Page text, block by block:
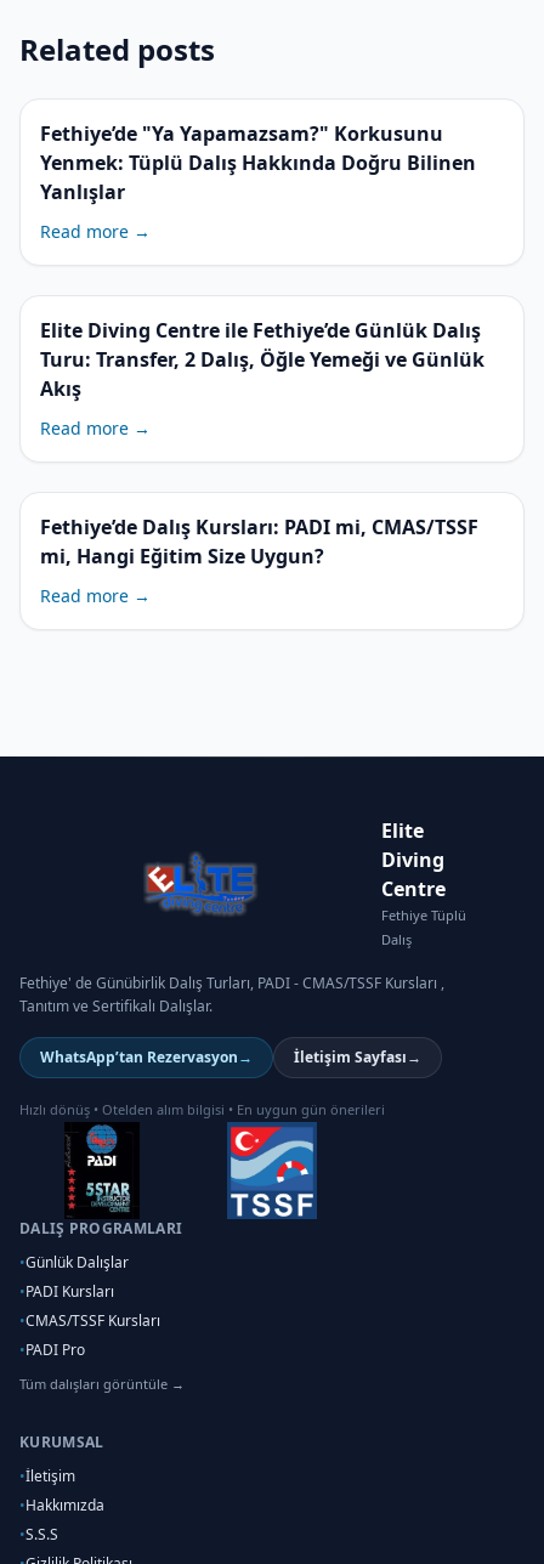
Related posts
Fethiye’de "Ya Yapamazsam?" Korkusunu
Yenmek: Tüplü Dalış Hakkında Doğru Bilinen
Yanlışlar
Read more →
Elite Diving Centre ile Fethiye’de Günlük Dalış
Turu: Transfer, 2 Dalış, Öğle Yemeği ve Günlük
Akış
Read more →
Fethiye’de Dalış Kursları: PADI mi, CMAS/TSSF
mi, Hangi Eğitim Size Uygun?
Read more →
Elite
Diving
Centre
Fethiye Tüplü
Dalış
Fethiye' de Günübirlik Dalış Turları, PADI - CMAS/TSSF Kursları ,
Tanıtım ve Sertifikalı Dalışlar.
WhatsApp’tan Rezervasyon→ İletişim Sayfası→
Hızlı dönüş • Otelden alım bilgisi • En uygun gün önerileri
DALIŞ PROGRAMLARI
•Günlük Dalışlar
•PADI Kursları
•CMAS/TSSF Kursları
•PADI Pro
Tüm dalışları görüntüle →
KURUMSAL
•İletişim
•Hakkımızda
•S.S.S